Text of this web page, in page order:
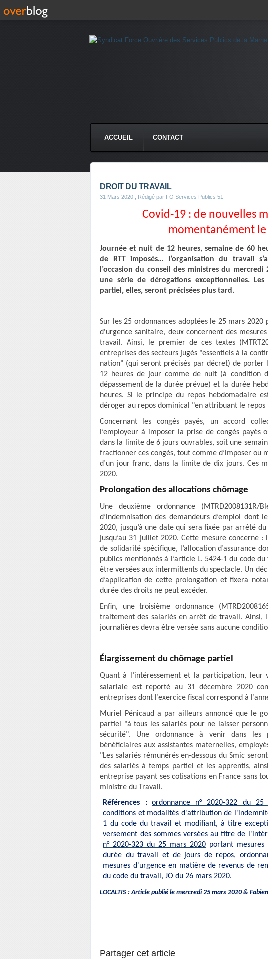
ACCUEIL CONTACT
DROIT DU TRAVAIL
31 Mars 2020 , Rédigé par FO Services Publics 51
Covid-19 : de nouvelles
momentanément
Journée et nuit de 12 heures, semaine de 60
de RTT imposés… l’organisation du travail
l’occasion du conseil des ministres du
une série de dérogations exceptionnelles.
partiel, elles, seront précisées plus tard.
Sur les 25 ordonnances adoptées le 25 mars
d'urgence sanitaire, deux concernent des
travail. Ainsi, le premier de ces textes
entreprises des secteurs jugés "essentiels à la
nation" (qui seront précisés par décret) de
12 heures de jour comme de nuit (à condition
dépassement de la durée prévue) et la durée
heures. Si le principe du repos hebdomadaire
déroger au repos dominical "en attribuant le
Concernant les congés payés, un accord
l’employeur à imposer la prise de congés payés
dans la limite de 6 jours ouvrables, soit une
fractionner ces congés, tout comme d’imposer ou
d’un jour franc, dans la limite de dix jours. Ces
2020.
Prolongation des allocations chômage
Une deuxième ordonnance
d’indemnisation des demandeurs d’emploi
2020, jusqu’à une date qui sera fixée par arrêté
jusqu’au 31 juillet 2020. Cette mesure concerne :
de solidarité spécifique, l’allocation d’assurance
publics mentionnés à l’article L. 5424-1 du code
être versées aux intermittents du spectacle. Un
d’application de cette prolongation et fixera
durée des droits ne peut excéder.
Enfin, une troisième ordonnance
traitement des salariés en arrêt de travail. Ainsi,
journalières devra être versée sans aucune
Élargissement du chômage partiel
Quant à l’intéressement et la participation, leur
salariale est reporté au 31 décembre 2020
entreprises dont l’exercice fiscal correspond à
Muriel Pénicaud a par ailleurs annoncé que le
partiel "à tous les salariés pour ne laisser
sécurité". Une ordonnance à venir dans les
bénéficiaires aux assistantes maternelles,
"Les salariés rémunérés en-dessous du Smic
des salariés à temps partiel et les apprentis,
entreprise payant ses cotisations en France sans
ministre du Travail.
Références : ordonnance n° 2020-322 du 25
conditions et modalités d'attribution de
1 du code du travail et modifiant, à titre
versement des sommes versées au titre de
n° 2020-323 du 25 mars 2020 portant mesures
durée du travail et de jours de repos,
mesures d'urgence en matière de revenus de
du code du travail, JO du 26 mars 2020.
LOCALTIS : Article publié le mercredi 25 mars 2020 &
Partager cet article